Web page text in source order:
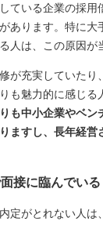
ている企業の採
あります。特に大
人は、この原因が
が充実していたり
も魅力的に感じる
も中小企業やベン
ますし、長年経営
接に臨んでいる
定がとれない人は